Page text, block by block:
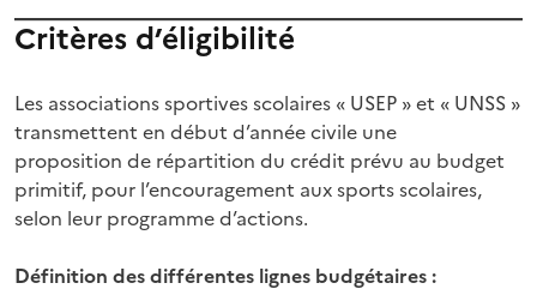
Critères d’éligibilité
Les associations sportives scolaires « USEP » et « UNSS »
transmettent en début d’année civile une
proposition de répartition du crédit prévu au budget
primitif, pour l’encouragement aux sports scolaires,
selon leur programme d’actions.
Définition des différentes lignes budgétaires :